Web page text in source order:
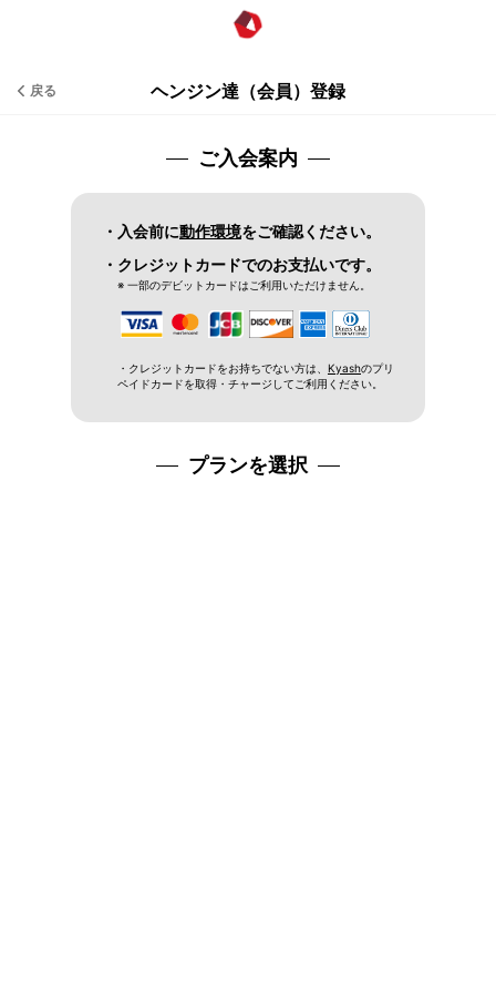
戻る ヘンジン達（会員）登録
ご入会案内
・入会前に動作環境をご確認ください。
・クレジットカードでのお支払いです。
※ 一部のデビットカードはご利用いただけません。
・クレジットカードをお持ちでない方は、 Kyashのプリ
ペイドカードを取得・チャージしてご利用ください。
プランを選択